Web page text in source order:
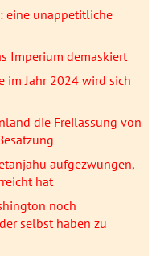
eine unappetitliche
Imperium demaskiert
im Jahr 2024 wird sich
die Freilassung von
aufgezwungen,
hat
noch
selbst haben zu